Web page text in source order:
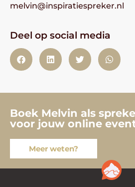
melvin@inspiratiespreker.nl
Deel op social media
Boek Melvin als
voor jouw online
Meer weten?